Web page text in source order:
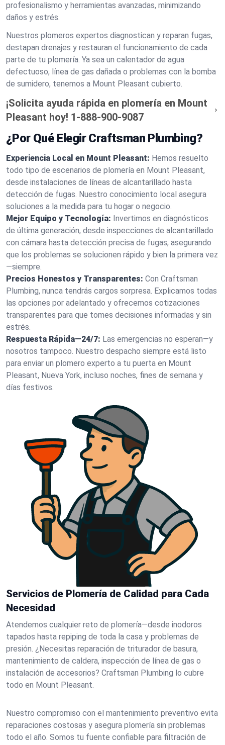
profesionalismo y herramientas avanzadas, minimizando
daños y estrés.
Nuestros plomeros expertos diagnostican y reparan fugas,
destapan drenajes y restauran el funcionamiento de cada
parte de tu plomería. Ya sea un calentador de agua
defectuoso, línea de gas dañada o problemas con la bomba
de sumidero, tenemos a Mount Pleasant cubierto.
¡Solicita ayuda rápida en plomería en Mount
Pleasant hoy! 1-888-900-9087
¿Por Qué Elegir Craftsman Plumbing?
Experiencia Local en Mount Pleasant: Hemos resuelto
todo tipo de escenarios de plomería en Mount Pleasant,
desde instalaciones de líneas de alcantarillado hasta
detección de fugas. Nuestro conocimiento local asegura
soluciones a la medida para tu hogar o negocio.
Mejor Equipo y Tecnología: Invertimos en diagnósticos
de última generación, desde inspecciones de alcantarillado
con cámara hasta detección precisa de fugas, asegurando
que los problemas se solucionen rápido y bien la primera vez
—siempre.
Precios Honestos y Transparentes: Con Craftsman
Plumbing, nunca tendrás cargos sorpresa. Explicamos todas
las opciones por adelantado y ofrecemos cotizaciones
transparentes para que tomes decisiones informadas y sin
estrés.
Respuesta Rápida—24/7: Las emergencias no esperan—y
nosotros tampoco. Nuestro despacho siempre está listo
para enviar un plomero experto a tu puerta en Mount
Pleasant, Nueva York, incluso noches, fines de semana y
días festivos.
Servicios de Plomería de Calidad para Cada
Necesidad
Atendemos cualquier reto de plomería—desde inodoros
tapados hasta repiping de toda la casa y problemas de
presión. ¿Necesitas reparación de triturador de basura,
mantenimiento de caldera, inspección de línea de gas o
instalación de accesorios? Craftsman Plumbing lo cubre
todo en Mount Pleasant.
Nuestro compromiso con el mantenimiento preventivo evita
reparaciones costosas y asegura plomería sin problemas
todo el año. Somos tu fuente confiable para filtración de